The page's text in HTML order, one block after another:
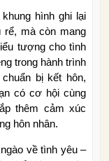
hình ghi lại
rể, mà còn mang
tượng cho tình
trong hành trình
bị kết hôn,
có cơ hội cùng
thêm cảm xúc
hôn nhân.
về tình yêu –